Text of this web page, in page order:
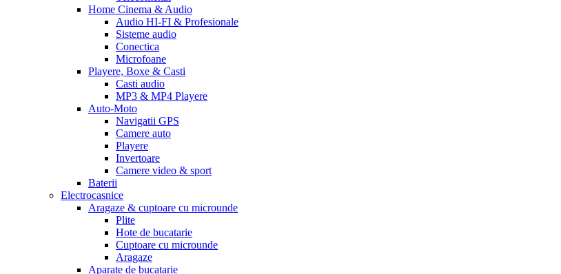
Home Cinema & Audio
Audio HI-FI & Profesionale
Sisteme audio
Conectica
Microfoane
Playere, Boxe & Casti
Casti audio
MP3 & MP4 Playere
Auto-Moto
Navigatii GPS
Camere auto
Playere
Invertoare
Camere video & sport
Baterii
Electrocasnice
Aragaze & cuptoare cu microunde
Plite
Hote de bucatarie
Cuptoare cu microunde
Aragaze
Aparate de bucatarie